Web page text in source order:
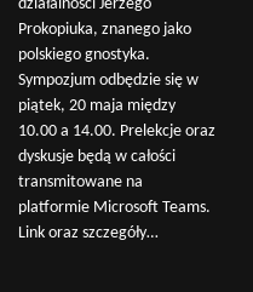
działalności Jerzego
Prokopiuka, znanego jako
polskiego gnostyka.
Sympozjum odbędzie się w
piątek, 20 maja między
10.00 a 14.00. Prelekcje oraz
dyskusje będą w całości
transmitowane na
platformie Microsoft Teams.
Link oraz szczegóły…